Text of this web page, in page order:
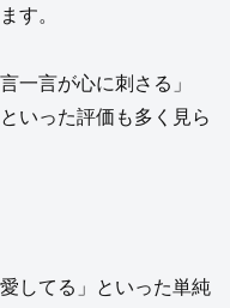
す。
一言が心に刺さる」
いった評価も多く見ら
してる」といった単純